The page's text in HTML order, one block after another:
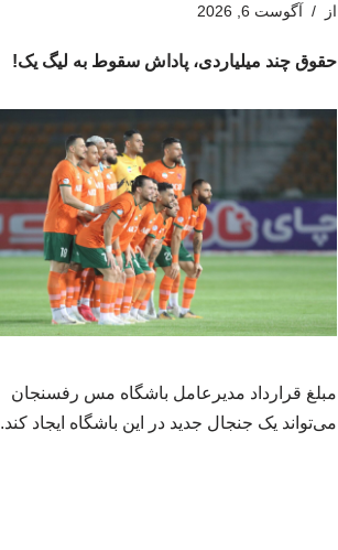
از آگوست 6, 2026
حقوق چند میلیاردی، پاداش سقوط به لیگ یک!
مبلغ قرارداد مدیرعامل باشگاه مس رفسنجان
می‌تواند یک جنجال جدید در این باشگاه ایجاد کند.